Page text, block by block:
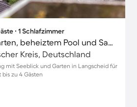
∙ 1 Schlafzimmer
Wohnung mit Garten, beheiztem Pool und Sauna | Bergblick
Kreis, Deutschland
mit Seeblick und Garten in Langscheid für
zu 4 Gästen